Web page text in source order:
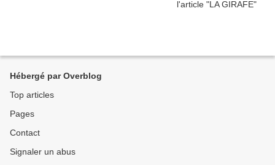
Hébergé par Overblog
Top articles
Pages
Contact
Signaler un abus